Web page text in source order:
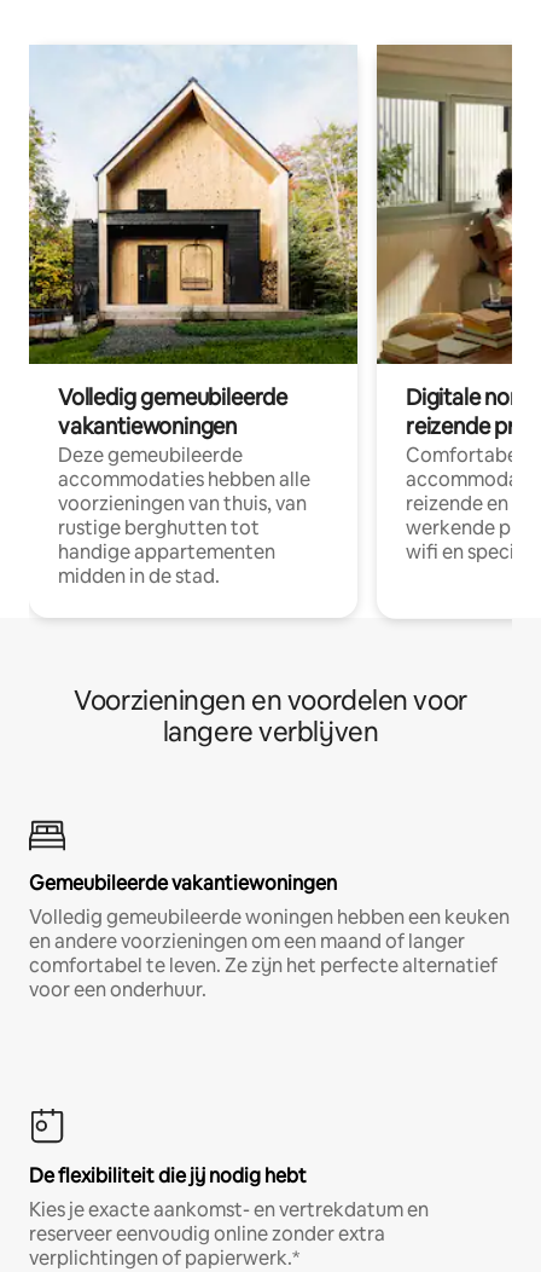
Volledig gemeubileerde
vakantiewoningen
Deze gemeubileerde
accommodaties hebben alle
voorzieningen van thuis, van
rustige berghutten tot
handige appartementen
midden in de stad.
Digitale
reizende
Comfortabele
reizende en
werkende
wifi en
Voorzieningen en voordelen voor
langere verblijven
Gemeubileerde vakantiewoningen
Volledig gemeubileerde woningen hebben een keuken
en andere voorzieningen om een maand of langer
comfortabel te leven. Ze zijn het perfecte alternatief
voor een onderhuur.
De flexibiliteit die jij nodig hebt
Kies je exacte aankomst- en vertrekdatum en
reserveer eenvoudig online zonder extra
verplichtingen of papierwerk.*